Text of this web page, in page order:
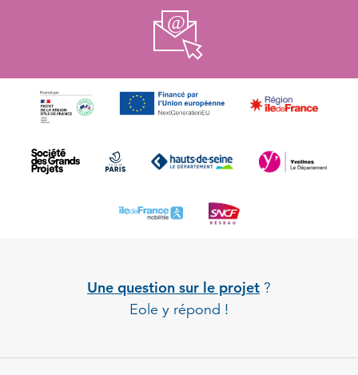
Une question sur le projet ?
Eole y répond !